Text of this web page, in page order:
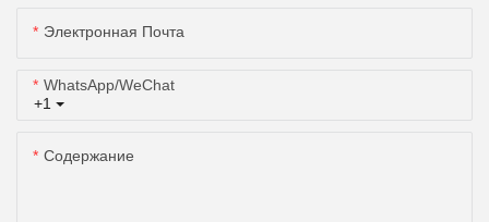
Электронная Почта
+1
WhatsApp/WeChat
Содержание